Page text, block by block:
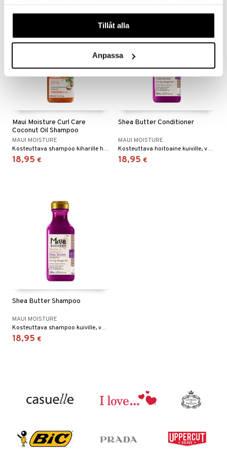
våra cookies vid fortsatt användande av vår webbplats.
Tillåt alla
Anpassa
Maui Moisture Curl Care
Coconut Oil Shampoo
MAUI MOISTURE
Kosteuttava shampoo kiharille hiuksille Maui Moisturelta
18,95 €
Shea Butter Conditioner
MAUI MOISTURE
Kosteuttava hoitoaine kuiville, vaurioituneille tai ylimuotoilluille hiuksille Maui Moisturelta
18,95 €
Shea Butter Shampoo
MAUI MOISTURE
Kosteuttava shampoo kuiville, vaurioituneille tai ylimuotoiluille hiuksille Maui Moisturelta
18,95 €